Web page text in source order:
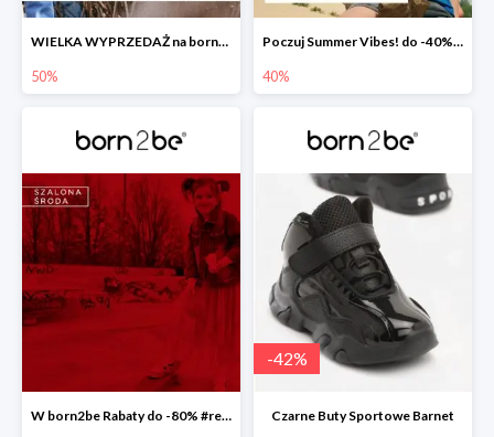
WIELKA WYPRZEDAŻ na born2be.pl ?
50%
Poczuj Summer Vibes! do -40% na wszystko!
40%
W born2be Rabaty do -80% #readyforsummer
-42%
Czarne Buty Sportowe Barnet